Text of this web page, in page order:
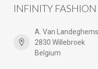
INFINITY FASHION
A. Van
2830 Willebroek
Belgium